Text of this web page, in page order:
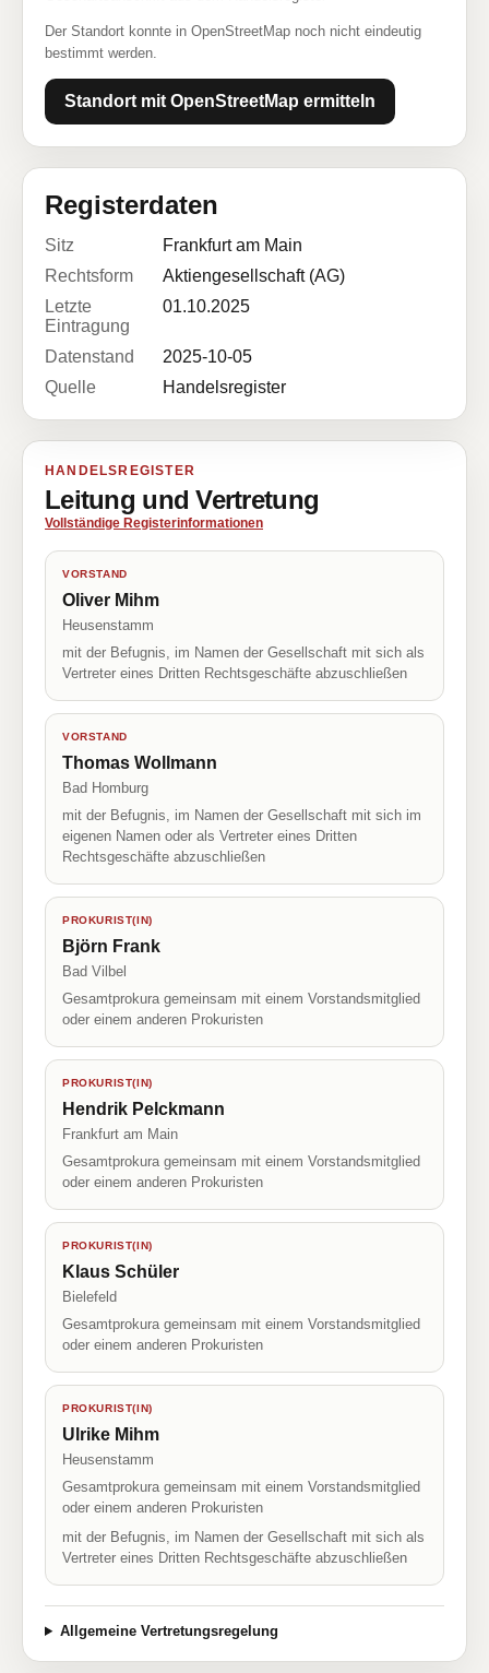
Der Standort konnte in OpenStreetMap noch nicht eindeutig
bestimmt werden.
Standort mit OpenStreetMap ermitteln
Registerdaten
Sitz
Frankfurt am Main
Rechtsform
Aktiengesellschaft (AG)
Letzte
Eintragung
01.10.2025
Datenstand
2025-10-05
Quelle
Handelsregister
HANDELSREGISTER
Leitung und Vertretung
Vollständige Registerinformationen
VORSTAND
Oliver Mihm
Heusenstamm
mit der Befugnis, im Namen der Gesellschaft mit sich als
Vertreter eines Dritten Rechtsgeschäfte abzuschließen
VORSTAND
Thomas Wollmann
Bad Homburg
mit der Befugnis, im Namen der Gesellschaft mit sich im
eigenen Namen oder als Vertreter eines Dritten
Rechtsgeschäfte abzuschließen
PROKURIST(IN)
Björn Frank
Bad Vilbel
Gesamtprokura gemeinsam mit einem Vorstandsmitglied
oder einem anderen Prokuristen
PROKURIST(IN)
Hendrik Pelckmann
Frankfurt am Main
Gesamtprokura gemeinsam mit einem Vorstandsmitglied
oder einem anderen Prokuristen
PROKURIST(IN)
Klaus Schüler
Bielefeld
Gesamtprokura gemeinsam mit einem Vorstandsmitglied
oder einem anderen Prokuristen
PROKURIST(IN)
Ulrike Mihm
Heusenstamm
Gesamtprokura gemeinsam mit einem Vorstandsmitglied
oder einem anderen Prokuristen
mit der Befugnis, im Namen der Gesellschaft mit sich als
Vertreter eines Dritten Rechtsgeschäfte abzuschließen
Allgemeine Vertretungsregelung